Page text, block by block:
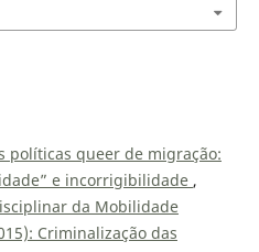
políticas queer de migração:
e incorrigibilidade ,
da Mobilidade
Criminalização das